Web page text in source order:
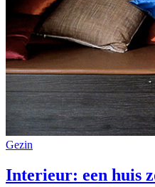
Gezin
Interieur: een huis